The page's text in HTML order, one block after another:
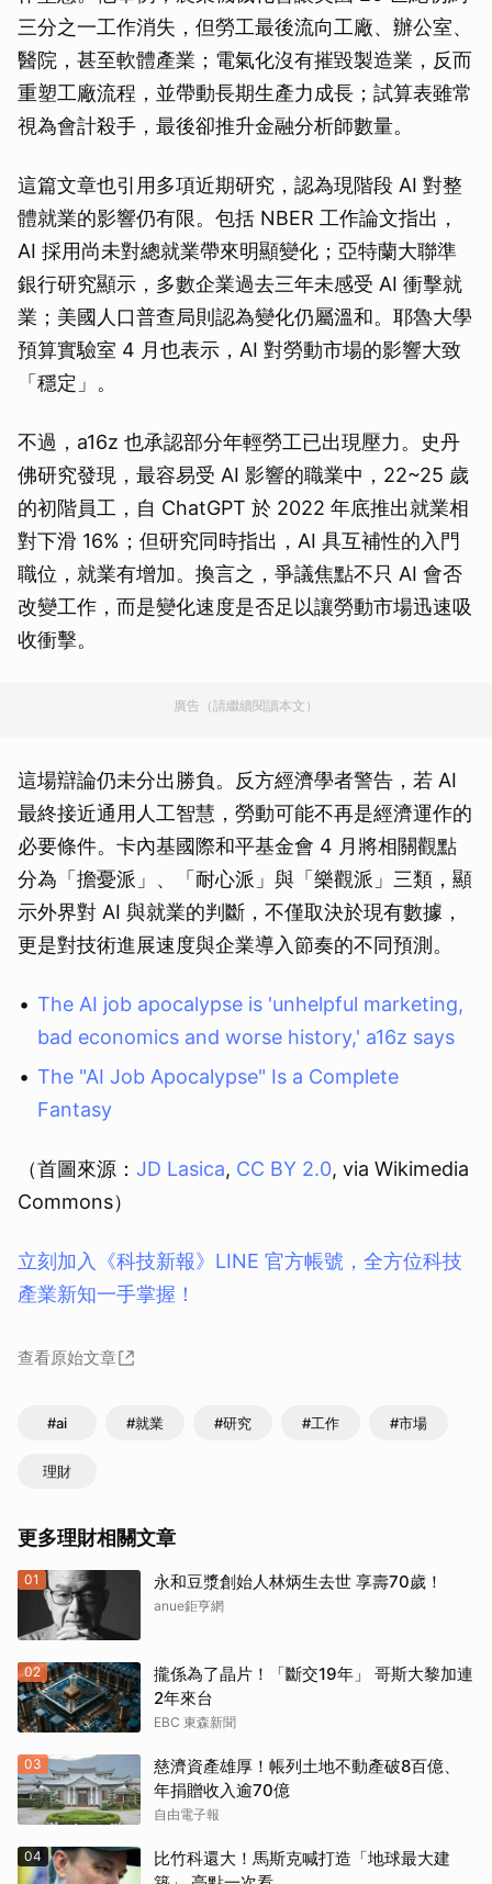
三分之一工作消失，但勞工最後流向工廠、辦公室、
醫院，甚至軟體產業；電氣化沒有摧毀製造業，反而
重塑工廠流程，並帶動長期生產力成長；試算表雖常
視為會計殺手，最後卻推升金融分析師數量。
這篇文章也引用多項近期研究，認為現階段 AI 對整
體就業的影響仍有限。包括 NBER 工作論文指出，
AI 採用尚未對總就業帶來明顯變化；亞特蘭大聯準
銀行研究顯示，多數企業過去三年未感受 AI 衝擊就
業；美國人口普查局則認為變化仍屬溫和。耶魯大學
預算實驗室 4 月也表示，AI 對勞動市場的影響大致
「穩定」。
不過，a16z 也承認部分年輕勞工已出現壓力。史丹
佛研究發現，最容易受 AI 影響的職業中，22~25 歲
的初階員工，自 ChatGPT 於 2022 年底推出就業相
對下滑 16%；但研究同時指出，AI 具互補性的入門
職位，就業有增加。換言之，爭議焦點不只 AI 會否
改變工作，而是變化速度是否足以讓勞動市場迅速吸
收衝擊。
廣告（請繼續閱讀本文）
這場辯論仍未分出勝負。反方經濟學者警告，若 AI
最終接近通用人工智慧，勞動可能不再是經濟運作的
必要條件。卡內基國際和平基金會 4 月將相關觀點
分為「擔憂派」、「耐心派」與「樂觀派」三類，顯
示外界對 AI 與就業的判斷，不僅取決於現有數據，
更是對技術進展速度與企業導入節奏的不同預測。
The AI job apocalypse is 'unhelpful marketing,
bad economics and worse history,' a16z says
The "AI Job Apocalypse" Is a Complete
Fantasy
（首圖來源： JD Lasica, CC BY 2.0, via Wikimedia
Commons）
立刻加入《科技新報》LINE 官方帳號，全方位科技
產業新知一手掌握！
查看原始文章
#ai #就業 #研究 #工作 #市場
理財
更多理財相關文章
01 永和豆漿創始人林炳生去世 享壽70歲！
anue鉅亨網
02
攏係為了晶片！「斷交19年」 哥斯大黎加連
2年來台
EBC 東森新聞
03
慈濟資產雄厚！帳列土地不動產破8百億、
年捐贈收入逾70億
自由電子報
04
比竹科還大！馬斯克喊打造「地球最大建